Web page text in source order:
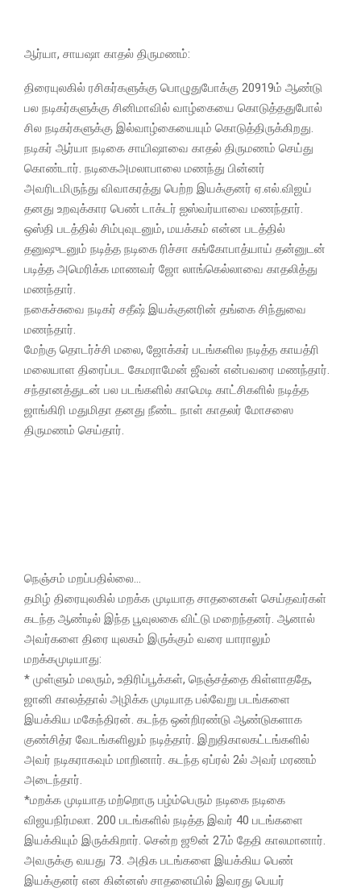
ஆர்யா, சாயஷா காதல் திருமணம்:
திரையுலகில் ரசிகர்களுக்கு பொழுதுபோக்கு 20919ம் ஆண்டு
பல நடிகர்களுக்கு சினிமாவில் வாழ்கையை கொடுத்ததுபோல்
சில நடிகர்களுக்கு இல்வாழ்கையையும் கொடுத்திருக்கிறது.
நடிகர் ஆர்யா நடிகை சாயிஷாவை காதல் திருமணம் செய்து
கொண்டார். நடிகைஅமலாபாலை மணந்து பின்னர்
அவரிடமிருந்து விவாகரத்து பெற்ற இயக்குனர் ஏ.எல்.விஜய்
தனது உறவுக்கார பெண் டாக்டர் ஐஸ்வர்யாவை மணந்தார்.
ஒஸ்தி படத்தில் சிம்புவுடனும், மயக்கம் என்ன படத்தில்
தனுஷுடனும் நடித்த நடிகை ரிச்சா கங்கோபாத்யாய் தன்னுடன்
படித்த அமெரிக்க மாணவர் ஜோ லாங்கெல்லாவை காதலித்து
மணந்தார்.
நகைச்சுவை நடிகர் சதீஷ் இயக்குனரின் தங்கை சிந்துவை
மணந்தார்.
மேற்கு தொடர்ச்சி மலை, ஜோக்கர் படங்களில நடித்த காயத்ரி
மலையாள திரைப்பட கேமராமேன் ஜீவன் என்பவரை மணந்தார்.
சந்தானத்துடன் பல படங்களில் காமெடி காட்சிகளில் நடித்த
ஜாங்கிரி மதுமிதா தனது நீண்ட நாள் காதலர் மோசஸை
திருமணம் செய்தார்.
நெஞ்சம் மறப்பதில்லை…
தமிழ் திரையுலகில் மறக்க முடியாத சாதனைகள் செய்தவர்கள்
கடந்த ஆண்டில் இந்த பூவுலகை விட்டு மறைந்தனர். ஆனால்
அவர்களை திரை யுலகம் இருக்கும் வரை யாராலும்
மறக்கமுடியாது:
* முள்ளும் மலரும், உதிரிப்பூக்கள், நெஞ்சத்தை கிள்ளாததே,
ஜானி காலத்தால் அழிக்க முடியாத பல்வேறு படங்களை
இயக்கிய மகேந்திரன். கடந்த ஒன்றிரண்டு ஆண்டுகளாக
குண்சித்ர வேடங்களிலும் நடித்தார். இறுதிகாலகட்டங்களில்
அவர் நடிகராகவும் மாறினார். கடந்த ஏப்ரல் 2ல் அவர் மரணம்
அடைந்தார்.
*மறக்க முடியாத மற்றொரு பழ்ம்பெரும் நடிகை நடிகை
விஜயநிர்மலா. 200 படங்களில் நடித்த இவர் 40 படங்களை
இயக்கியும் இருக்கிறார். சென்ற ஜூன் 27ம் தேதி காலமானார்.
அவருக்கு வயது 73. அதிக படங்களை இயக்கிய பெண்
இயக்குனர் என கின்னஸ் சாதனையில் இவரது பெயர்